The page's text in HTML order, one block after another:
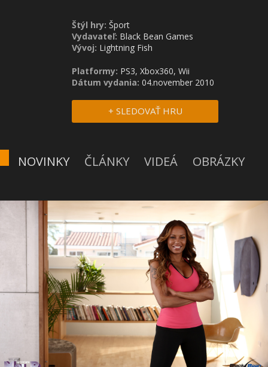
Štýl hry: Šport
Vydavateľ: Black Bean Games
Vývoj: Lightning Fish
Platformy: PS3, Xbox360, Wii
Dátum vydania: 04.november 2010
+ SLEDOVAŤ HRU
NOVINKY ČLÁNKY VIDEÁ OBRÁZKY